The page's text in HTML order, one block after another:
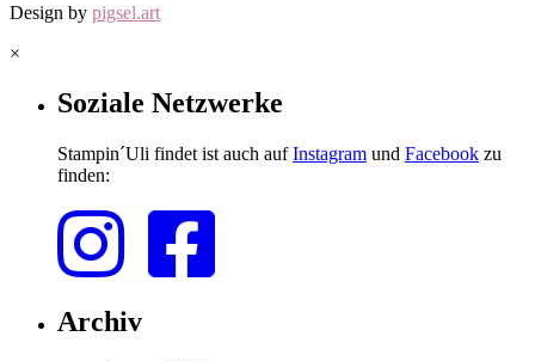
Design by pigsel.art
×
Soziale Netzwerke
Stampin´Uli findet ist auch aufInstagram und Facebook zu
finden:
Archiv